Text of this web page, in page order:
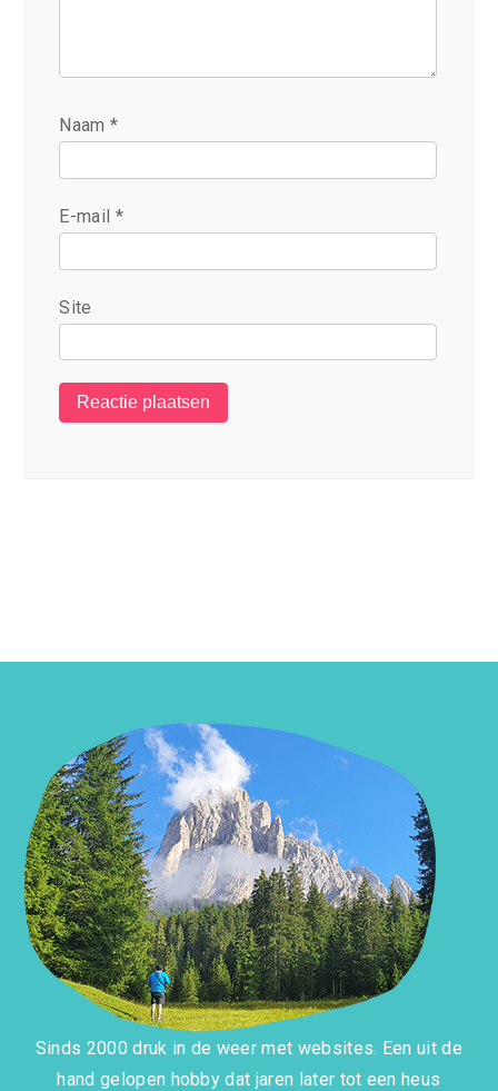
Naam*
E-mail *
Site
Sinds 2000 druk in de weer met websites. Een uit de
hand gelopen hobby dat jaren later tot een heus